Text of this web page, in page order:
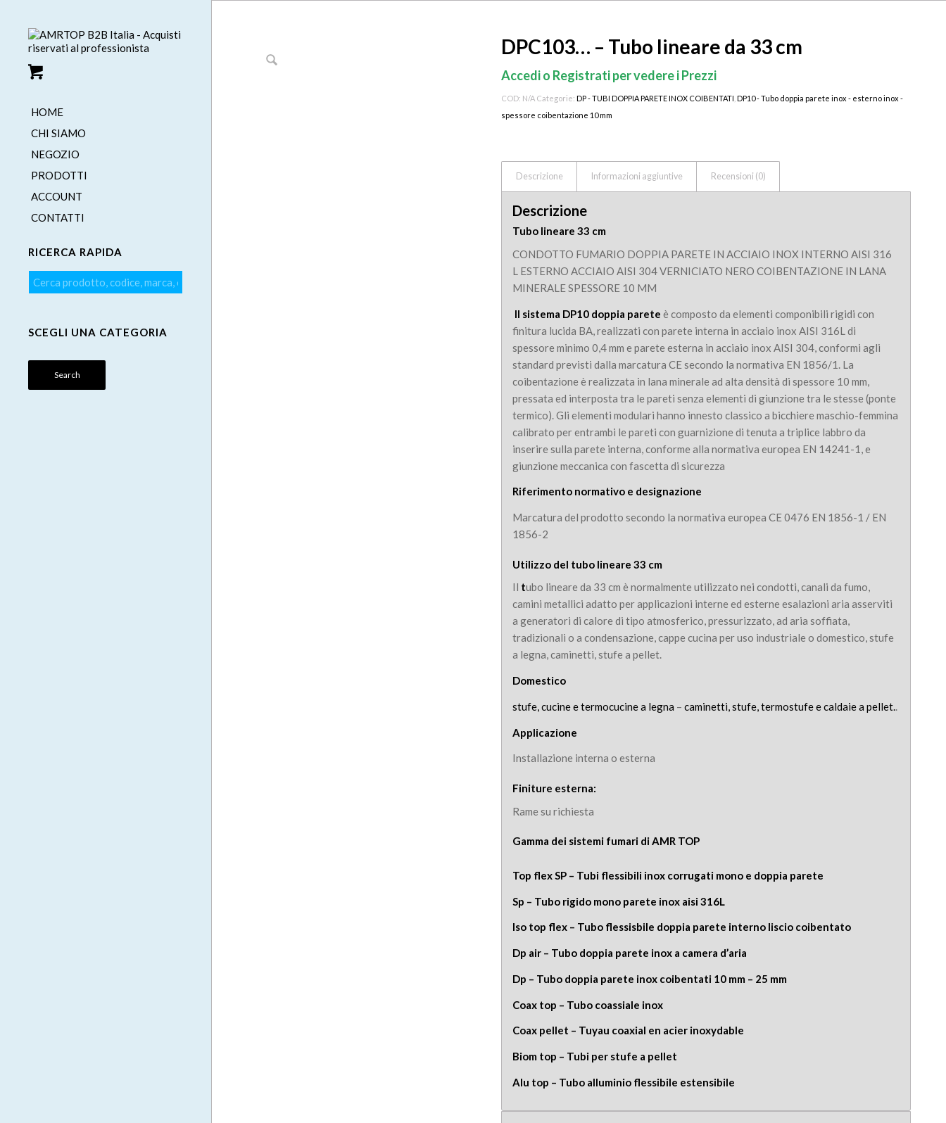
HOME
CHI SIAMO
NEGOZIO
PRODOTTI
ACCOUNT
CONTATTI
RICERCA RAPIDA
SCEGLI UNA CATEGORIA
Search
DPC103… – Tubo lineare da 33 cm
Accedi o Registrati per vedere i Prezzi
COD: N/A Categorie:DP - TUBI DOPPIA PARETE INOX COIBENTATI ,DP10 - Tubo doppia parete inox - esterno inox -
spessore coibentazione 10 mm
Descrizione Informazioni aggiuntive Recensioni (0)
Descrizione
Tubo lineare 33 cm
CONDOTTO FUMARIO DOPPIA PARETE IN ACCIAIO INOX INTERNO AISI 316
L ESTERNO ACCIAIO AISI 304 VERNICIATO NERO COIBENTAZIONE IN LANA
MINERALE SPESSORE 10 MM
Il sistema DP10 doppia parete è composto da elementi componibili rigidi con
finitura lucida BA, realizzati con parete interna in acciaio inox AISI 316L di
spessore minimo 0,4 mm e parete esterna in acciaio inox AISI 304, conformi agli
standard previsti dalla marcatura CE secondo la normativa EN 1856/1. La
coibentazione è realizzata in lana minerale ad alta densità di spessore 10 mm,
pressata ed interposta tra le pareti senza elementi di giunzione tra le stesse (ponte
termico). Gli elementi modulari hanno innesto classico a bicchiere maschio-femmina
calibrato per entrambi le pareti con guarnizione di tenuta a triplice labbro da
inserire sulla parete interna, conforme alla normativa europea EN 14241-1, e
giunzione meccanica con fascetta di sicurezza
Riferimento normativo e designazione
Marcatura del prodotto secondo la normativa europea CE 0476 EN 1856-1 / EN
1856-2
Utilizzo del tubo lineare 33 cm
Il tubo lineare da 33 cm è normalmente utilizzato nei condotti, canali da fumo,
camini metallici adatto per applicazioni interne ed esterne esalazioni aria asserviti
a generatori di calore di tipo atmosferico, pressurizzato, ad aria soffiata,
tradizionali o a condensazione, cappe cucina per uso industriale o domestico, stufe
a legna, caminetti, stufe a pellet.
Domestico
stufe, cucine e termocucine a legna –caminetti, stufe, termostufe e caldaie a pellet..
Applicazione
Installazione interna o esterna
Finiture esterna:
Rame su richiesta
Gamma dei sistemi fumari di AMR TOP
Top flex SP – Tubi flessibili inox corrugati mono e doppia parete
Sp – Tubo rigido mono parete inox aisi 316L
Iso top flex – Tubo flessisbile doppia parete interno liscio coibentato
Dp air – Tubo doppia parete inox a camera d’aria
Dp – Tubo doppia parete inox coibentati 10 mm – 25 mm
Coax top – Tubo coassiale inox
Coax pellet – Tuyau coaxial en acier inoxydable
Biom top – Tubi per stufe a pellet
Alu top – Tubo alluminio flessibile estensibile